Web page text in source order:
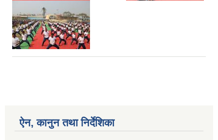
ऐन, कानुन तथा निर्देशिका